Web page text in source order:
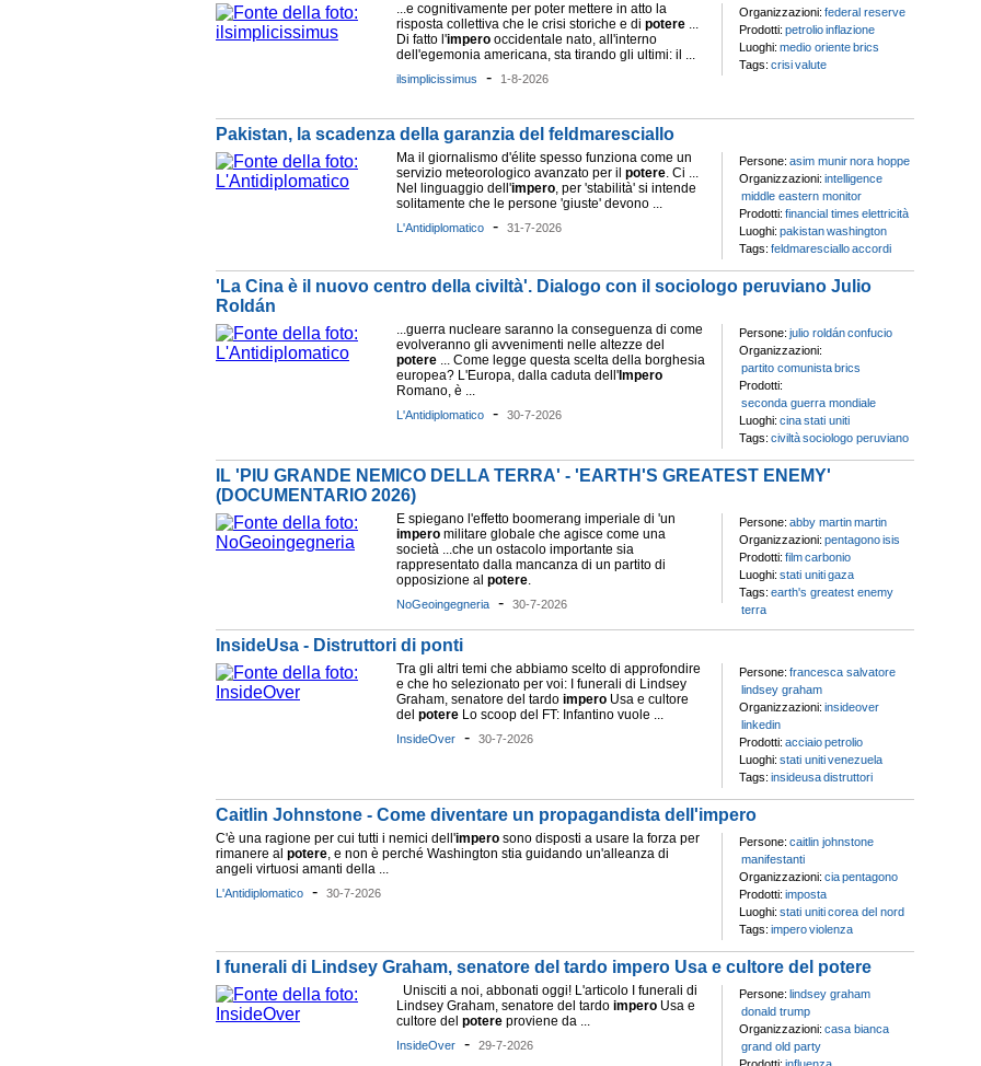
...e cognitivamente per poter mettere in atto la
risposta collettiva che le crisi storiche e di potere ...
Di fatto l'impero occidentale nato, all'interno
dell'egemonia americana, sta tirando gli ultimi: il ...
ilsimplicissimus - 1-8-2026
Organizzazioni: federal reserve
Prodotti: petrolioinflazione
Luoghi: medio orientebrics
Tags: crisivalute
Pakistan, la scadenza della garanzia del feldmaresciallo
Ma il giornalismo d'élite spesso funziona come un
servizio meteorologico avanzato per il potere. Ci ...
Nel linguaggio dell'impero, per 'stabilità' si intende
solitamente che le persone 'giuste' devono ...
L'Antidiplomatico - 31-7-2026
Persone: asim munirnora hoppe
Organizzazioni: intelligence
middle eastern monitor
Prodotti: financial times elettricità
Luoghi: pakistanwashington
Tags: feldmarescialloaccordi
'La Cina è il nuovo centro della civiltà'. Dialogo con il sociologo peruviano Julio
Roldán
...guerra nucleare saranno la conseguenza di come
evolveranno gli avvenimenti nelle altezze del
potere ... Come legge questa scelta della borghesia
europea? L'Europa, dalla caduta dell' Impero
Romano, è ...
L'Antidiplomatico - 30-7-2026
Persone: julio roldánconfucio
Organizzazioni:
partito comunistabrics
Prodotti:
seconda guerra mondiale
Luoghi: cinastati uniti
Tags: civiltàsociologo peruviano
IL 'PIU GRANDE NEMICO DELLA TERRA' - 'EARTH'S GREATEST ENEMY'
(DOCUMENTARIO 2026)
E spiegano l'effetto boomerang imperiale di 'un
impero militare globale che agisce come una
società ...che un ostacolo importante sia
rappresentato dalla mancanza di un partito di
opposizione al potere.
NoGeoingegneria - 30-7-2026
Persone: abby martinmartin
Organizzazioni: pentagonoisis
Prodotti: filmcarbonio
Luoghi: stati unitigaza
Tags: earth's greatest enemy
terra
InsideUsa - Distruttori di ponti
Tra gli altri temi che abbiamo scelto di approfondire
e che ho selezionato per voi: I funerali di Lindsey
Graham, senatore del tardo impero Usa e cultore
del potere Lo scoop del FT: Infantino vuole ...
InsideOver - 30-7-2026
Persone: francesca salvatore
lindsey graham
Organizzazioni: insideover
linkedin
Prodotti: acciaiopetrolio
Luoghi: stati unitivenezuela
Tags: insideusadistruttori
Caitlin Johnstone - Come diventare un propagandista dell'impero
C'è una ragione per cui tutti i nemici dell'impero sono disposti a usare la forza per
rimanere al potere, e non è perché Washington stia guidando un'alleanza di
angeli virtuosi amanti della ...
L'Antidiplomatico - 30-7-2026
Persone: caitlin johnstone
manifestanti
Organizzazioni: ciapentagono
Prodotti: imposta
Luoghi: stati uniticorea del nord
Tags: imperoviolenza
I funerali di Lindsey Graham, senatore del tardo impero Usa e cultore del potere
Unisciti a noi, abbonati oggi! L'articolo I funerali di
Lindsey Graham, senatore del tardo impero Usa e
cultore del potere proviene da ...
InsideOver - 29-7-2026
Persone: lindsey graham
donald trump
Organizzazioni: casa bianca
grand old party